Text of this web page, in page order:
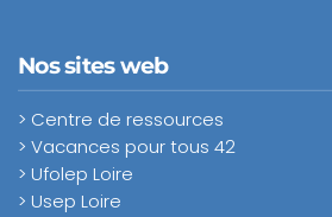
Nos sites web
> Centre de ressources
> Vacances pour tous 42
> Ufolep Loire
> Usep Loire